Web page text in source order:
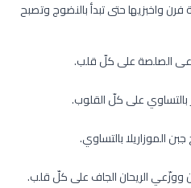
واخبزيها حتى تبدأ بالنضوج وتصبح
الصلصة على كلّ قلب.
بالتساوي على كلّ القلوب.
الموزاريلا بالتساوي.
ووزّعي الريحان الجاف على كلّ قلب.